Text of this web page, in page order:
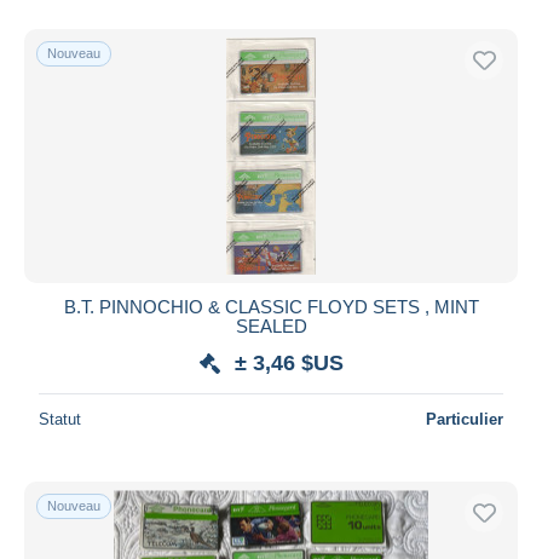
Uniquement en réduction
Livraison gratuite
Méthodes de paiement
Virement bancaire
iDeal
Nouveau
B.T. PINNOCHIO & CLASSIC FLOYD SETS , MINT
SEALED
± 3,46 $US
Statut Particulier
Nouveau